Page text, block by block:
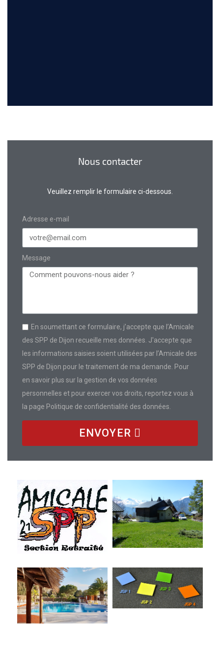
Nous contacter
Veuillez remplir le formulaire ci-dessous.
Adresse e-mail
Message
En soumettant ce formulaire, j’accepte que l’Amicale
des SPP de Dijon recueille mes données. J'accepte que
les informations saisies soient utilisées par l’Amicale des
SPP de Dijon pour le traitement de ma demande. Pour
en savoir plus sur la gestion de vos données
personnelles et pour exercer vos droits, reportez vous à
la page Politique de confidentialité des données.
ENVOYER